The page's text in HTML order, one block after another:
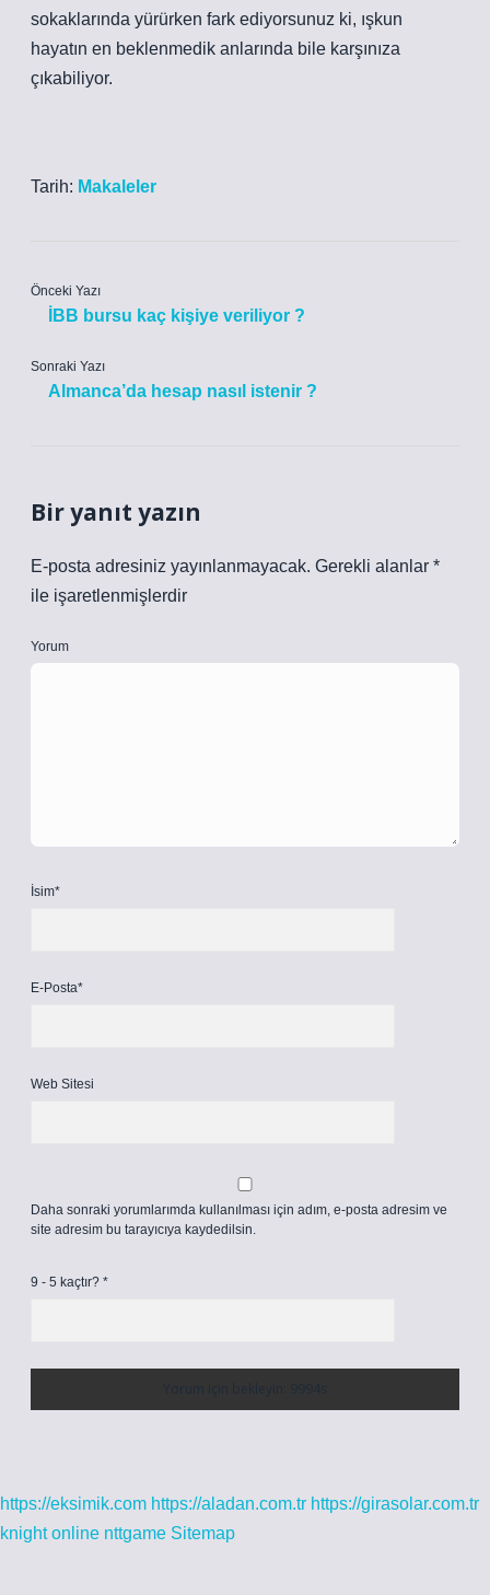
sokaklarında yürürken fark ediyorsunuz ki, ışkun
hayatın en beklenmedik anlarında bile karşınıza
çıkabiliyor.
Tarih: Makaleler
Önceki Yazı
İBB bursu kaç kişiye veriliyor ?
Sonraki Yazı
Almanca’da hesap nasıl istenir ?
Bir yanıt yazın
E-posta adresiniz yayınlanmayacak. Gerekli alanlar *
ile işaretlenmişlerdir
Yorum
İsim*
E-Posta*
Web Sitesi
Daha sonraki yorumlarımda kullanılması için adım, e-posta adresim ve
site adresim bu tarayıcıya kaydedilsin.
9 - 5 kaçtır? *
https://eksimik.com https://aladan.com.tr https://girasolar.com.tr
knight online nttgame Sitemap